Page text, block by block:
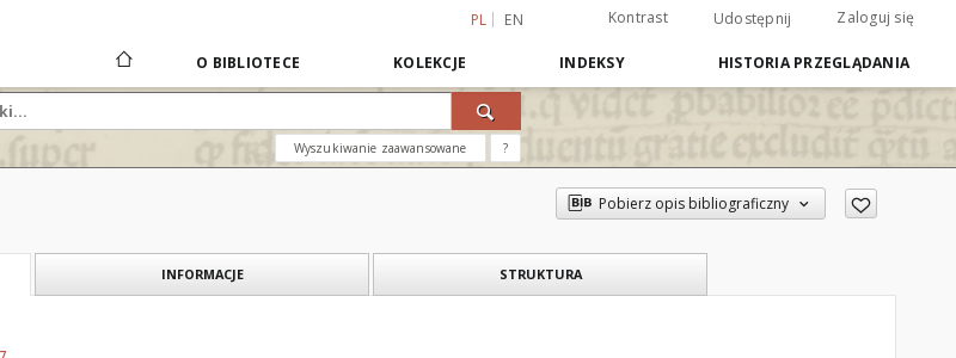
PL EN Kontrast Udostępnij Zaloguj się
O BIBLIOTECE KOLEKCJE INDEKSY HISTORIA PRZEGLĄDANIA
Wyszukiwanie zaawansowane ?
Pobierz opis bibliograficzny
INFORMACJE STRUKTURA